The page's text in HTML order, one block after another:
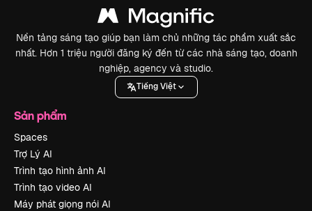
Nền tảng sáng tạo giúp bạn làm chủ những tác phẩm xuất sắc
nhất. Hơn 1 triệu người đăng ký đến từ các nhà sáng tạo, doanh
nghiệp, agency và studio.
Tiếng Việt
Sản phẩm
Spaces
Trợ Lý AI
Trình tạo hình ảnh AI
Trình tạo video AI
Máy phát giọng nói AI